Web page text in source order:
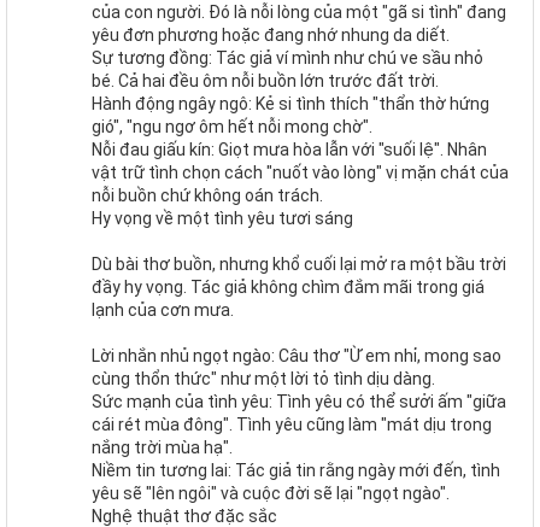
của con người. Đó là nỗi lòng của một "gã si tình" đang
yêu đơn phương hoặc đang nhớ nhung da diết.
Sự tương đồng: Tác giả ví mình như chú ve sầu nhỏ
bé. Cả hai đều ôm nỗi buồn lớn trước đất trời.
Hành động ngây ngô: Kẻ si tình thích "thẩn thờ hứng
gió", "ngu ngơ ôm hết nỗi mong chờ".
Nỗi đau giấu kín: Giọt mưa hòa lẫn với "suối lệ". Nhân
vật trữ tình chọn cách "nuốt vào lòng" vị mặn chát của
nỗi buồn chứ không oán trách.
Hy vọng về một tình yêu tươi sáng
Dù bài thơ buồn, nhưng khổ cuối lại mở ra một bầu trời
đầy hy vọng. Tác giả không chìm đắm mãi trong giá
lạnh của cơn mưa.
Lời nhắn nhủ ngọt ngào: Câu thơ "Ừ em nhỉ, mong sao
cùng thổn thức" như một lời tỏ tình dịu dàng.
Sức mạnh của tình yêu: Tình yêu có thể sưởi ấm "giữa
cái rét mùa đông". Tình yêu cũng làm "mát dịu trong
nắng trời mùa hạ".
Niềm tin tương lai: Tác giả tin rằng ngày mới đến, tình
yêu sẽ "lên ngôi" và cuộc đời sẽ lại "ngọt ngào".
Nghệ thuật thơ đặc sắc